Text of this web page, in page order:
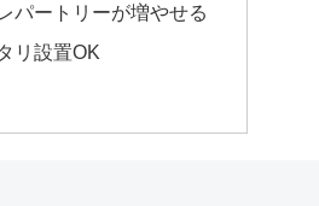
パートリーが増やせる
リ設置OK